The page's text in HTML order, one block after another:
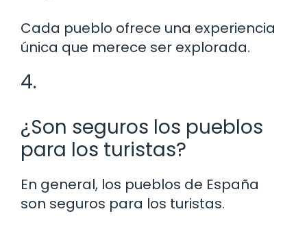
Cada pueblo ofrece una experiencia
única que merece ser explorada.
4.
¿Son seguros los pueblos
para los turistas?
En general, los pueblos de España
son seguros para los turistas.